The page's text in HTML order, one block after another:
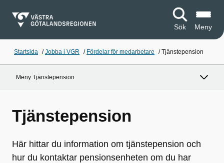
Sök Meny
Startsida /Jobba i VGR / Fördelar för medarbetare /Tjänstepension
Meny Tjänstepension
Tjänstepension
Här hittar du information om tjänstepension och
hur du kontaktar pensionsenheten om du har